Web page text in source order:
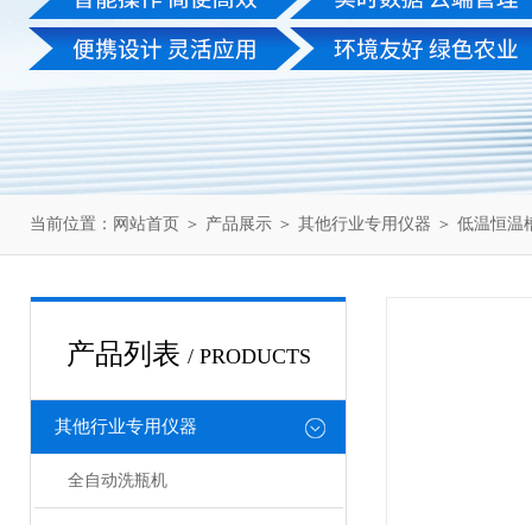
当前位置： 网站首页 ＞ 产品展示 ＞ 其他行业专用仪器 ＞ 低温恒温
产品列表 / PRODUCTS
其他行业专用仪器
全自动洗瓶机